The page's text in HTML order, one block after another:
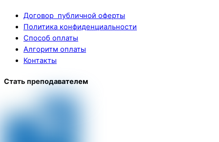
Договор публичной оферты
Политика конфиденциальности
Способ оплаты
Алгоритм оплаты
Контакты
Стать преподавателем